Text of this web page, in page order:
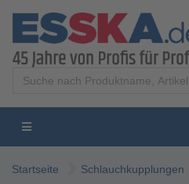
Startseite Schlauchkupplungen